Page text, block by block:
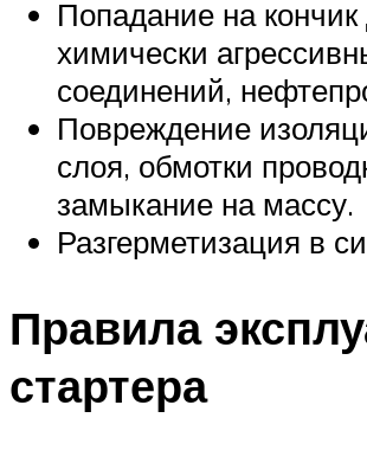
Попадание на
химически
соединений,
Повреждение
слоя, обмотки
замыкание на массу.
Разгерметизация в
Правила
стартера